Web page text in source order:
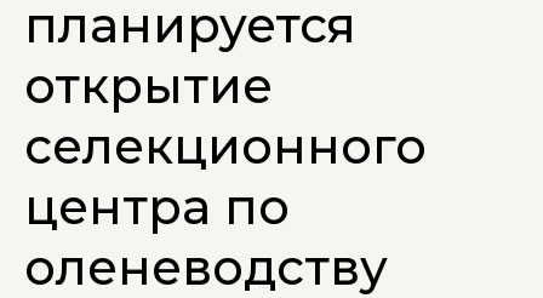
планируется
открытие
селекционного
центра по
оленеводству